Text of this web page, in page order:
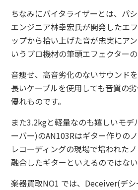
ちなみにバイタライザーとは、パ
エンジニア林幸宏氏が開発したエ
ップから拾い上げた音が忠実にア
いうプロ機材の筆頭エフェクターの
音痩せ、高音劣化のないサウンドを
長いケーブルを使用しても音質の
優れものです。
また3.2kgと軽量なのも嬉しいモ
ーバー)のAN103Rはギター作りの
レコーディングの現場で培われた
融合したギターといえるのではない
楽器買取NO1 では、Deceiver(デ